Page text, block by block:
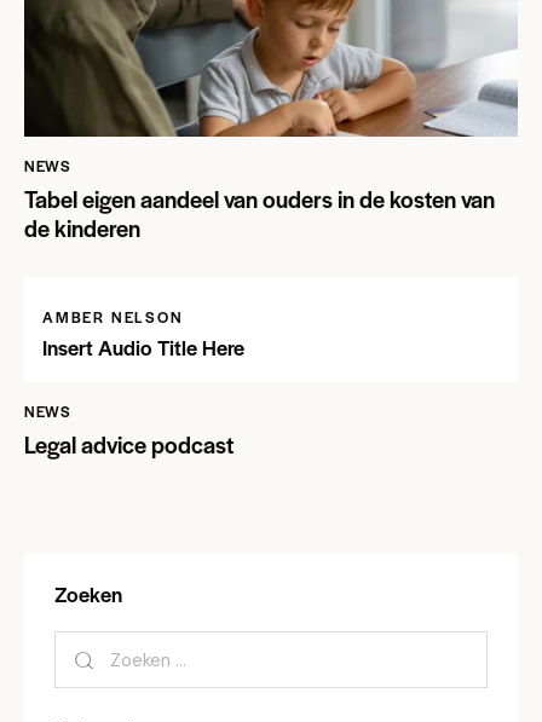
NEWS
Tabel eigen aandeel van ouders in de kosten van
de kinderen
AMBER NELSON
Insert Audio Title Here
NEWS
Legal advice podcast
Zoeken